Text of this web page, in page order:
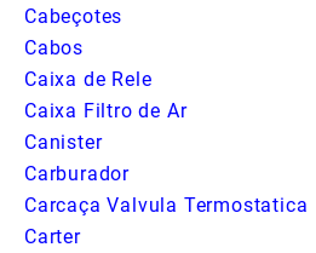
Cabeçotes
Cabos
Caixa de Rele
Caixa Filtro de Ar
Canister
Carburador
Carcaça Valvula Termostatica
Carter